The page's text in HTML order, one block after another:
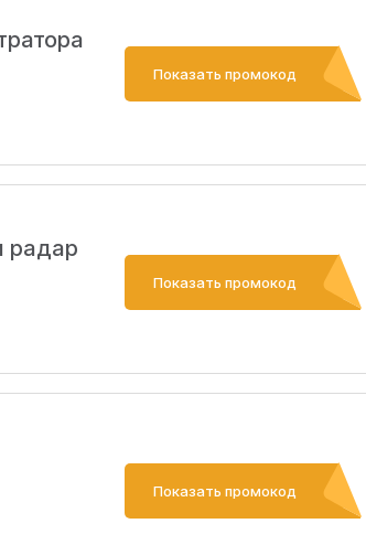
Показать промокод
радар
Показать промокод
Показать промокод